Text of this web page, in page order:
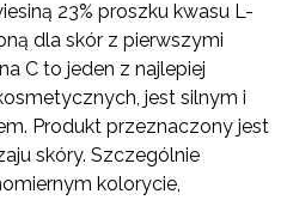
23% proszku kwasu L-
dla skór z pierwszymi
C to jeden z najlepiej
jest silnym i
Produkt przeznaczony jest
skóry. Szczególnie
kolorycie,